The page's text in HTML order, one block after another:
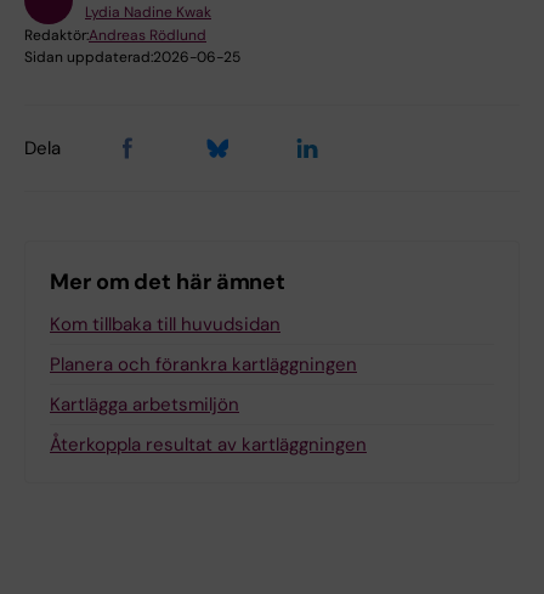
Lydia Nadine Kwak
Redaktör:Andreas Rödlund
Sidan uppdaterad:2026-06-25
Dela
Mer om det här ämnet
Kom tillbaka till huvudsidan
Planera och förankra kartläggningen
Kartlägga arbetsmiljön
Återkoppla resultat av kartläggningen